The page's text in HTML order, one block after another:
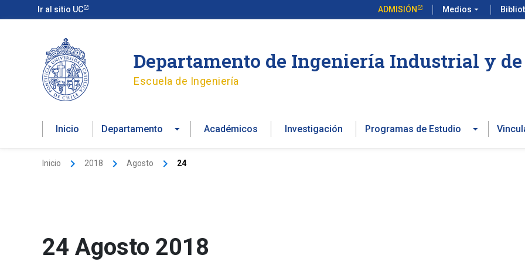
Ir al sitio UC ADMISIÓN Medios arrow_drop_down
al
Departamento de Ingeniería Industrial y
Escuela de Ingeniería
Inicio Departamento Académicos Investigación Programas de Estudio
Inicio 2018 Agosto 24
24 Agosto 2018